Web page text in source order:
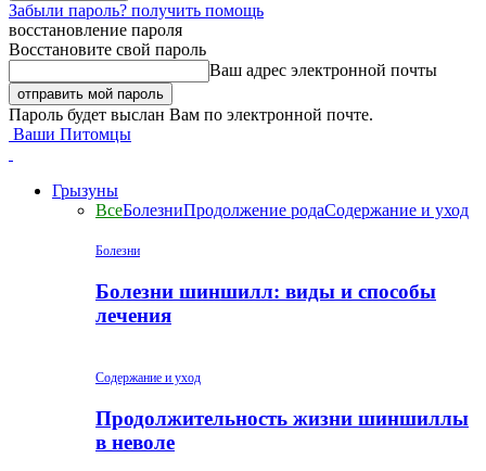
Забыли пароль? получить помощь
восстановление пароля
Восстановите свой пароль
Ваш адрес электронной почты
Пароль будет выслан Вам по электронной почте.
Ваши Питомцы
Грызуны
ВсеБолезниПродолжение родаСодержание и уход
Болезни
Болезни шиншилл: виды и способы
лечения
Содержание и уход
Продолжительность жизни шиншиллы
в неволе